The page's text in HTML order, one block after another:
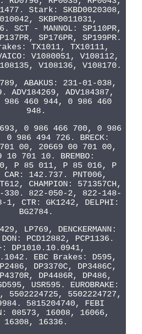
Stark: SKBD0020308,
SKBP0011031,
SCT - MANNOL: SP110PR,
SP176PR, SP199PR.
TX1011, TX10111,
V1080051, V108112,
V108136, V108170.
ABAKUS: 231-01-038,
ADV184269, ADV184387,
986 460 944, 0 986 460
948.
0 986 466 700, 0 986
0 986 494 726. BRECK:
00, 20669 00 701 00,
10 701 10. BREMBO:
P 85 011, P 85 016, P
142.737. PNT006,
CHAMPION: 571357CH,
330. 822-050-2, 822-148-
1, CTR: GK1242, DELPHI:
BG2784.
LP769, DENCKERMANN:
PCD12882, PCP1136.
DP1010.10.0941,
EBC Brakes: D595,
DP3370C, DP3486C,
DP4486R, DP486,
USR595. EUROBRAKE:
5502224725, 5502224727,
5815204740, FEBI
08573, 16008, 16066,
16308, 16336.